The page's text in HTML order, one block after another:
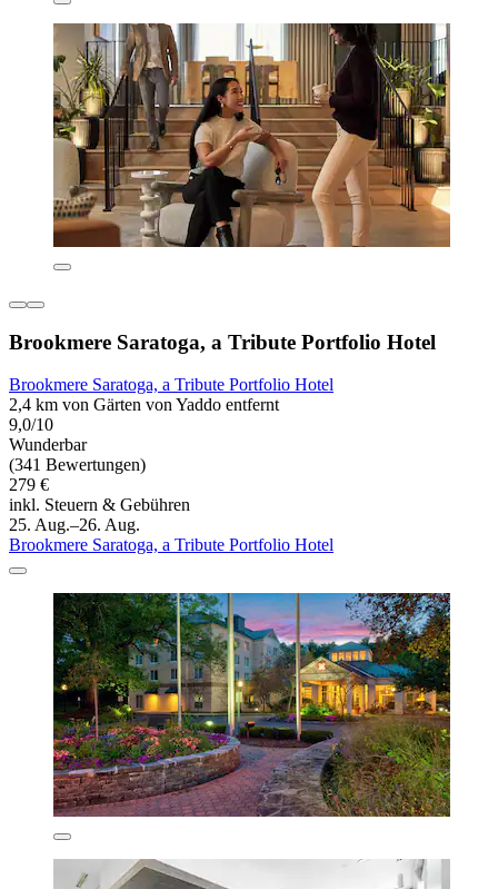
Brookmere Saratoga, a Tribute Portfolio Hotel
Brookmere Saratoga, a Tribute Portfolio Hotel
2,4 km von Gärten von Yaddo entfernt
9,0/10
Wunderbar
(341 Bewertungen)
279 €
inkl. Steuern & Gebühren
25. Aug.–26. Aug.
Brookmere Saratoga, a Tribute Portfolio Hotel